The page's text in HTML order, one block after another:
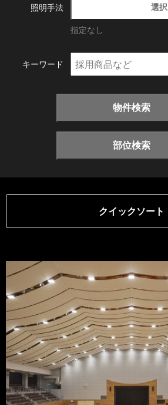
照明手法 選択
指定なし
キーワード
物件検索
部位検索
クイックソート